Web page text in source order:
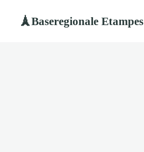
🗼Baseregionale Etampes